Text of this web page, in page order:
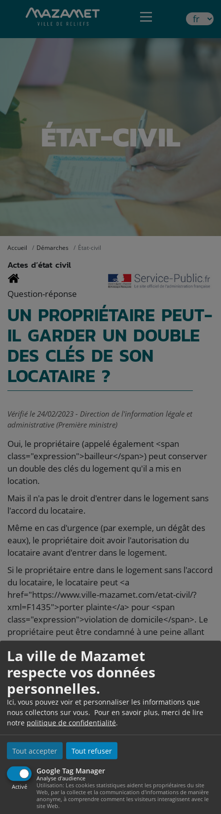
La ville de Mazamet
respecte vos données
personnelles.
Ici, vous pouvez voir et personnaliser les informations que
nous collectons sur vous. Pour en savoir plus, merci de lire
notre politique de confidentialité.
Tout accepter Tout refuser
Google Tag Manager
Activé
Analyse d'audience
Utilisation: Les cookies statistiques aident les propriétaires du site
Web, par la collecte et la communication d'informations de manière
anonyme, à comprendre comment les visiteurs interagissent avec le
site Web.
ÉTAT-CIVIL
Accueil Démarches État-civil
Actes d’état civil
Question-réponse
UN PROPRIÉTAIRE PEUT-
IL GARDER UN DOUBLE
DES CLÉS DE SON
LOCATAIRE ?
Vérifié le 24/02/2023 - Direction de l'information légale et
administrative (Première ministre)
Oui, le propriétaire (appelé également <span
class="expression">bailleur</span>) peut conserver
un double des clés du logement qu'il a mis en
location.
Mais il n'a pas le droit d'entrer dans le logement sans
l'accord du locataire.
Même en cas d'urgence (par exemple, un dégât des
eaux), le propriétaire doit avoir l'autorisation du
locataire avant d'entrer dans le logement.
Si le propriétaire entre dans le logement sans l'accord
du locataire, le locataire peut <a
href="https://www.ville-mazamet.com/etat-civil/?
xml=F1435">porter plainte</a> pour <span
class="expression">violation de domicile</span>. Le
propriétaire peut être condamné à une peine allant
jusqu'à 1 an de prison et à une amende pouvant
atteindre <span class="valeur">15 000 €</span>.
À savoir
Rien n'interdit au locataire de changer la serrure ou le
barillet de la porte pendant toute la période du bail, à
la condition de remettre la porte à son état initial
lorsqu'il quitte définitivement le logement.
Textes de référence
Code pénal : article 226-4